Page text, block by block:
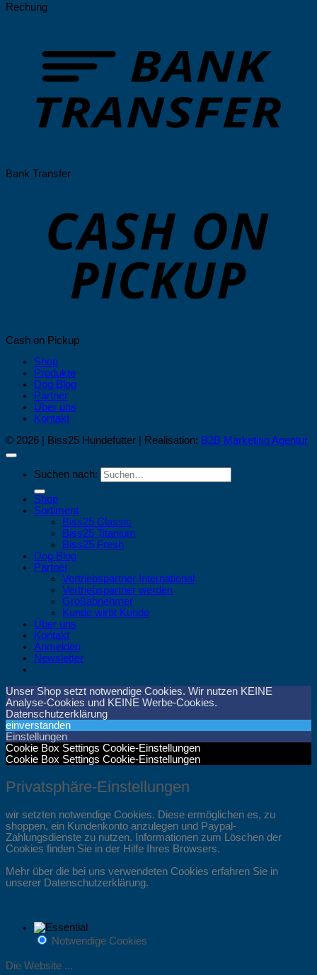
Rechung
Bank Transfer
Cash on Pickup
Shop
Produkte
Dog Blog
Partner
Über uns
Kontakt
© 2026 | Biss25 Hundefutter | Realisation: B2B Marketing Agentur
Suchen nach:
Shop
Sortiment
Biss25 Classic
Biss25 Titanium
Biss25 Fresh
Dog Blog
Partner
Vertriebspartner International
Vertriebspartner werden
Großabnehmer
Kunde wirbt Kunde
Über uns
Kontakt
Anmelden
Newsletter
Unser Shop setzt notwendige Cookies. Wir nutzen KEINE
Analyse-Cookies und KEINE Werbe-Cookies.
Datenschutzerklärung
einverstanden
Einstellungen
Cookie Box Settings Cookie-Einstellungen
Cookie Box Settings Cookie-Einstellungen
Privatsphäre-Einstellungen
wir setzten notwendige Cookies. Diese ermöglichen es, zu
shoppen, ein Kundenkonto anzulegen und Paypal-
Zahlungsdienste zu nutzen. Informationen zum Löschen der
Cookies finden Sie in der Hilfe Ihres Browsers.
Mehr über die bei uns verwendeten Cookies erfahren Sie in
unserer Datenschutzerklärung.
Notwendige Cookies
Die Website ...